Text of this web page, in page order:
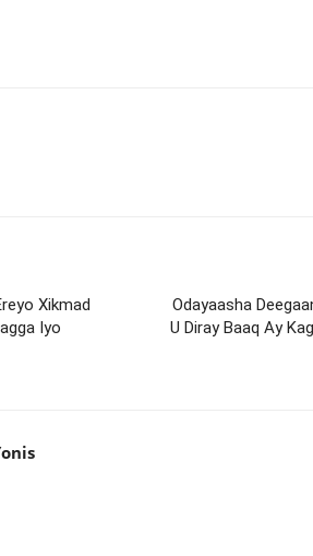
Xikmad
Iyo
Odayaasha
U Diray Baaq Ay